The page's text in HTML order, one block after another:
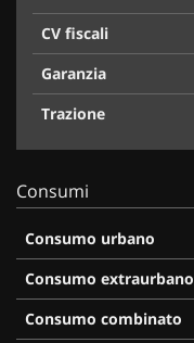
CV fiscali
Garanzia
Trazione
Consumi
Consumo urbano
Consumo extraurbano
Consumo combinato